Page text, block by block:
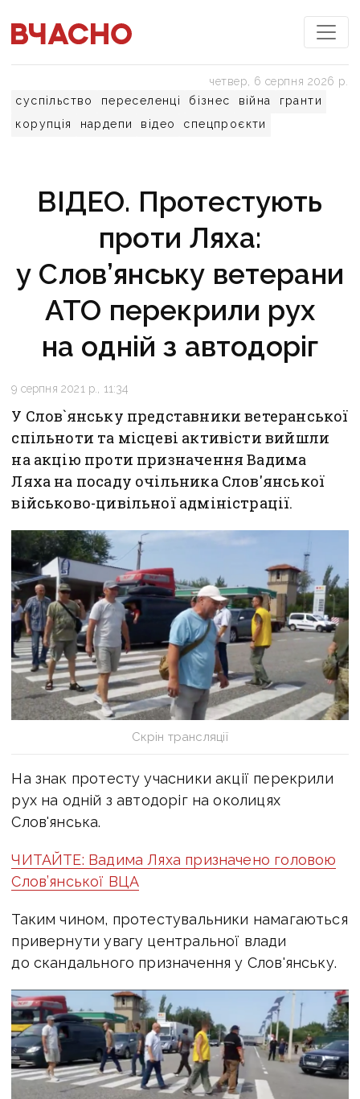
суспільство переселенці бізнес війна
гранти
корупція
нардепи відео спецпроєкти
четвер, 6 серпня 2026 р.
ВІДЕО. Протестують
проти Ляха:
у Слов’янську ветерани
АТО перекрили рух
на одній з автодоріг
9 серпня 2021 р., 11:34
У Слов`янську представники ветеранської
спільноти та місцеві активісти вийшли
на акцію проти призначення Вадима
Ляха на посаду очільника Слов'янської
військово-цивільної адміністрації.
Скрін трансляції
На знак протесту учасники акції перекрили
рух на одній з автодоріг на околицях
Слов'янська.
ЧИТАЙТЕ: Вадима Ляха призначено головою
Слов’янської ВЦА
Таким чином, протестувальники намагаються
привернути увагу центральної влади
до скандального призначення у Слов'янську.